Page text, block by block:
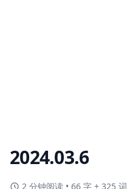
2024.03.6
2 分钟阅读 • 66 字 + 325 词